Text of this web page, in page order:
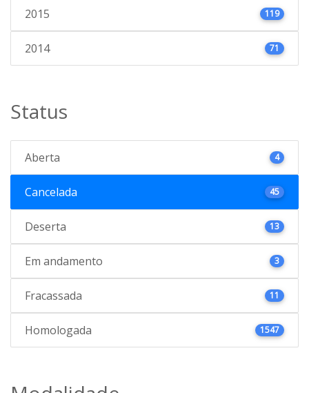
2015 119
2014 71
Status
Aberta 4
Cancelada 45
Deserta 13
Em andamento 3
Fracassada 11
Homologada 1547